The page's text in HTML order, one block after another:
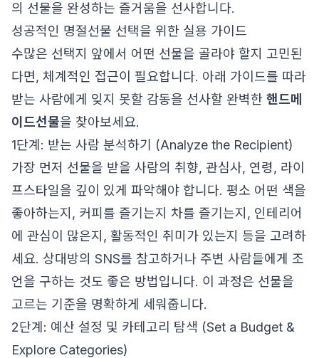
의 선물을 완성하는 즐거움을 선사합니다.
성공적인 명절선물 선택을 위한 실용 가이드
수많은 선택지 앞에서 어떤 선물을 골라야 할지 고민된
다면, 체계적인 접근이 필요합니다. 아래 가이드를 따라
받는 사람에게 잊지 못할 감동을 선사할 완벽한 핸드메
이드선물을 찾아보세요.
1단계: 받는 사람 분석하기 (Analyze the Recipient)
가장 먼저 선물을 받을 사람의 취향, 관심사, 연령, 라이
프스타일을 깊이 있게 파악해야 합니다. 평소 어떤 색을
좋아하는지, 커피를 즐기는지 차를 즐기는지, 인테리어
에 관심이 많은지, 활동적인 취미가 있는지 등을 고려하
세요. 상대방의 SNS를 참고하거나 주변 사람들에게 조
언을 구하는 것도 좋은 방법입니다. 이 과정은 선물을
고르는 기준을 명확하게 세워줍니다.
2단계: 예산 설정 및 카테고리 탐색 (Set a Budget &
Explore Categories)